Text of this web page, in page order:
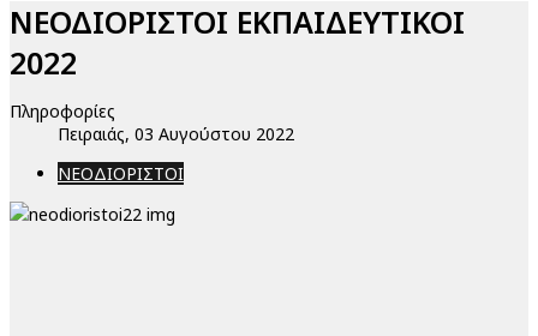
ΝΕΟΔΙΟΡΙΣΤΟΙ ΕΚΠΑΙΔΕΥΤΙΚΟΙ
2022
Πληροφορίες
Πειραιάς, 03 Αυγούστου 2022
ΝΕΟΔΙΟΡΙΣΤΟΙ